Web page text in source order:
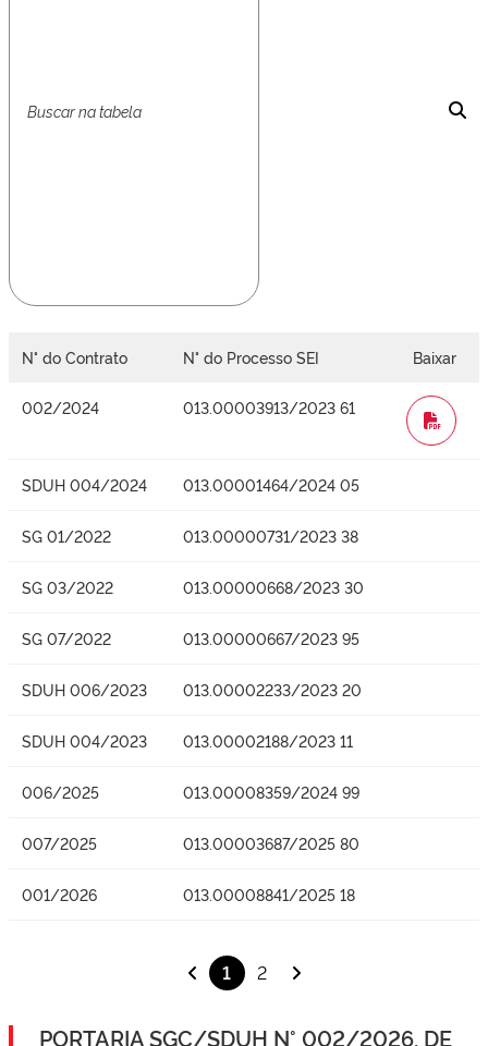
N° do Contrato N° do Processo SEI Baixar
002/2024 013.00003913/2023 61
WORD
SDUH 004/2024 013.00001464/2024 05
SG 01/2022 013.00000731/2023 38
SG 03/2022 013.00000668/2023 30
SG 07/2022 013.00000667/2023 95
SDUH 006/2023 013.00002233/2023 20
SDUH 004/2023 013.00002188/2023 11
006/2025 013.00008359/2024 99
007/2025 013.00003687/2025 80
001/2026 013.00008841/2025 18
1 2
PORTARIA SGC/SDUH N° 002/2026, DE